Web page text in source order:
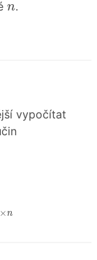
n
n.
vypočítat
×n
×n